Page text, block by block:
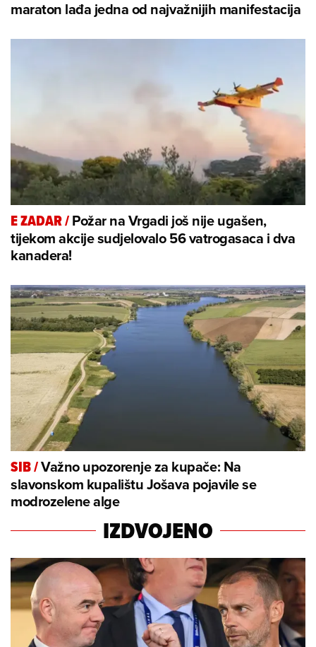
maraton lađa jedna od najvažnijih manifestacija
E ZADAR/Požar na Vrgadi još nije ugašen,
tijekom akcije sudjelovalo 56 vatrogasaca i dva
kanadera!
SIB/Važno upozorenje za kupače: Na
slavonskom kupalištu Jošava pojavile se
modrozelene alge
IZDVOJENO